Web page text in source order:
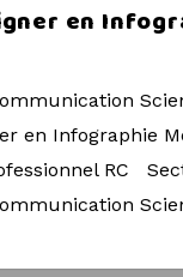
en
en Infographie
RC